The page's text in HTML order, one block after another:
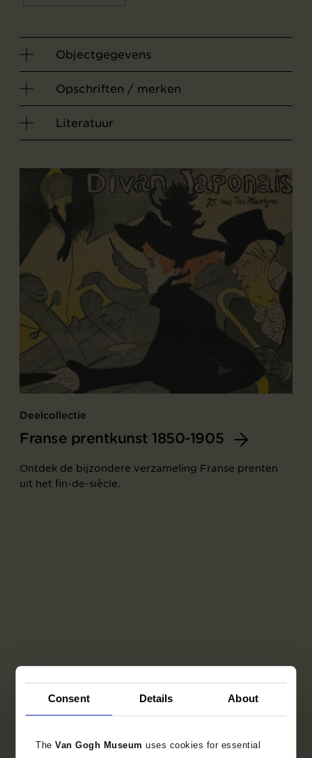
Consent Details About
TheVan Gogh Museumuses cookies for essential
Objectgegevens
Opschriften / merken
Literatuur
Deelcollectie
Franse prentkunst 1850-1905
Ontdek de bijzondere verzameling Franse prenten
uit het fin-de-siècle.